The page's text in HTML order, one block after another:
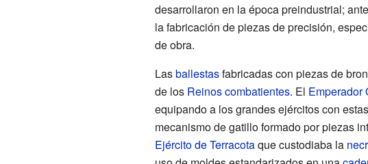
desarrollaron en la época preindustrial;
la fabricación de piezas de precisión,
de obra.
Lasballestasfabricadas con piezas de
de los Reinos combatientes. El Emperador
equipando a los grandes ejércitos con
mecanismo de gatillo formado por piezas
Ejército de Terracotaque custodiaba la